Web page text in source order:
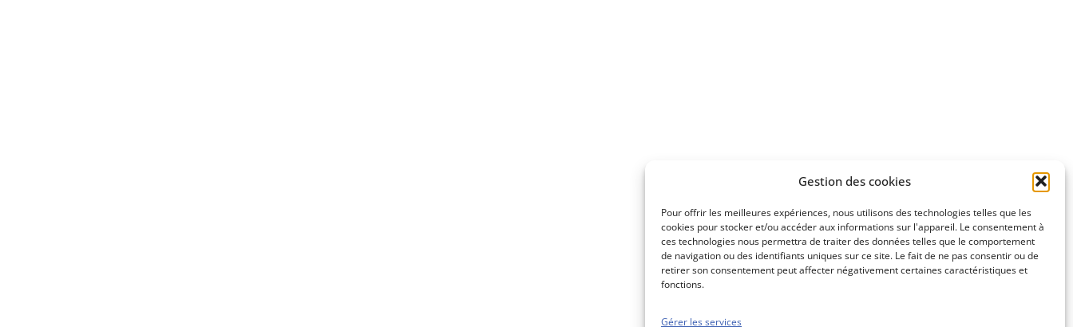
Gestion des cookies
Pour offrir les meilleures expériences, nous utilisons des technologies telles que les
cookies pour stocker et/ou accéder aux informations sur l'appareil. Le consentement à
ces technologies nous permettra de traiter des données telles que le comportement
de navigation ou des identifiants uniques sur ce site. Le fait de ne pas consentir ou de
retirer son consentement peut affecter négativement certaines caractéristiques et
fonctions.
Gérer les services